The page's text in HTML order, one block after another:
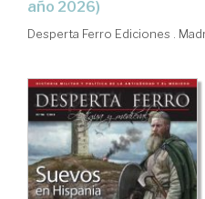
año 2026)
Desperta Ferro Ediciones .